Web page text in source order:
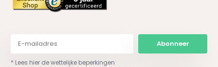
Abonneer
* Lees hier de wettelijke beperkingen